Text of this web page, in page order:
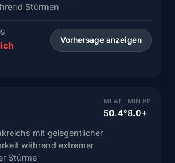
Stürmen
Vorhersage anzeigen
MLAT
50.4°
MIN KP
8.0+
mit gelegentlicher
während extremer
Stürme